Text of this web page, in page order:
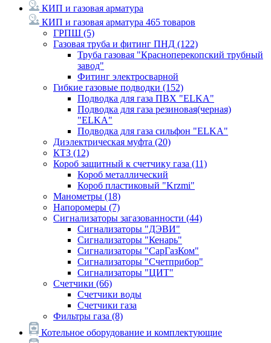
КИП и газовая арматура
КИП и газовая арматура 465 товаров
ГРПШ (5)
Газовая труба и фитинг ПНД (122)
Труба газовая "Красноперекопский трубный
завод"
Фитинг электросварной
Гибкие газовые подводки (152)
Подводка для газа ПВХ "ELKA"
Подводка для газа резиновая(черная)
"ELKA"
Подводка для газа сильфон "ELKA"
Диэлектрическая муфта (20)
КТЗ (12)
Короб защитный к счетчику газа (11)
Короб металлический
Короб пластиковый "Krzmi"
Манометры (18)
Напоромеры (7)
Сигнализаторы загазованности (44)
Сигнализаторы "ДЭВИ"
Сигнализаторы "Кенарь"
Сигнализаторы "СарГазКом"
Сигнализаторы "Счетприбор"
Сигнализаторы "ЦИТ"
Счетчики (66)
Счетчики воды
Счетчики газа
Фильтры газа (8)
Котельное оборудование и комплектующие